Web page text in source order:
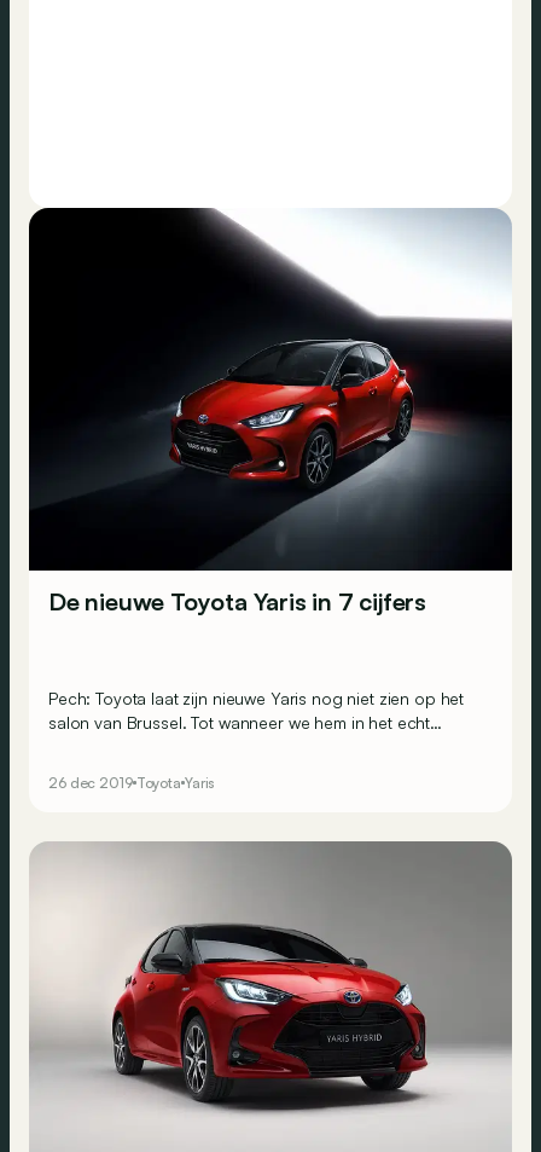
De nieuwe Toyota Yaris in 7 cijfers
Pech: Toyota laat zijn nieuwe Yaris nog niet zien op het
salon van Brussel. Tot wanneer we hem in het echt
stadswagen.
26 dec 2019 Toyota Yaris